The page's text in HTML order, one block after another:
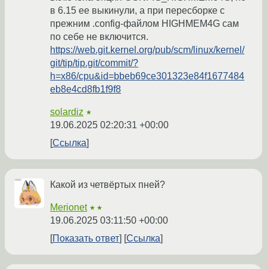
в 6.15 ее выкинули, а при пересборке с
прежним .config-файлом HIGHMEM4G сам
по себе не включится.
https://web.git.kernel.org/pub/scm/linux/kernel/
git/tip/tip.git/commit/?
h=x86/cpu&id=bbeb69ce301323e84f1677484
eb8e4cd8fb1f9f8
solardiz ★
19.06.2025 02:20:31 +00:00
Ссылка
Какой из четвёртых пней?
Merionet ★★
19.06.2025 03:11:50 +00:00
Показать ответ
Ссылка